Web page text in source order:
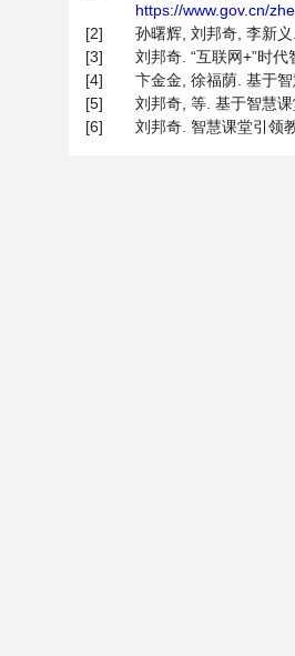
https://www.gov.cn/
[2]
孙曙辉, 刘邦奇, 李新
[3]
刘邦奇. “互联网+”时
[4]
卞金金, 徐福荫. 基于
[5]
刘邦奇, 等. 基于智慧
[6]
刘邦奇. 智慧课堂引领